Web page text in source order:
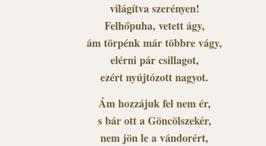
világítva szerényen!
Felhőpuha, vetett ágy,
ám törpénk már többre vágy,
elérni pár csillagot,
ezért nyújtózott nagyot.
Ám hozzájuk fel nem ér,
s bár ott a Göncölszekér,
nem jön le a vándorért,